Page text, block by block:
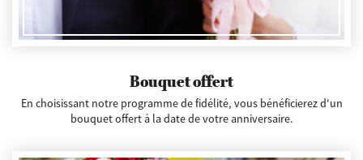
Bouquet offert
En choisissant notre programme de fidélité, vous bénéficierez d'un
bouquet offert à la date de votre anniversaire.